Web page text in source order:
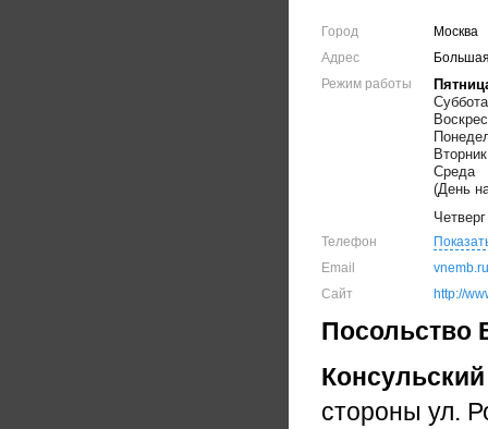
Город
Москва
Адрес
Режим работы
Суббота
Вторник
Среда
(День
Четверг
Телефон
Email
Сайт
http://
Посольство
стороны ул.